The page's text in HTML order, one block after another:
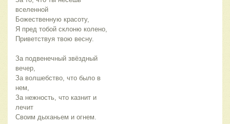
вселенной
Божественную красоту,
Я пред тобой склоню колено,
Приветствуя твою весну.
За подвенечный звёздный
вечер,
За волшебство, что было в
нем,
За нежность, что казнит и
лечит
Своим дыханьем и огнем.